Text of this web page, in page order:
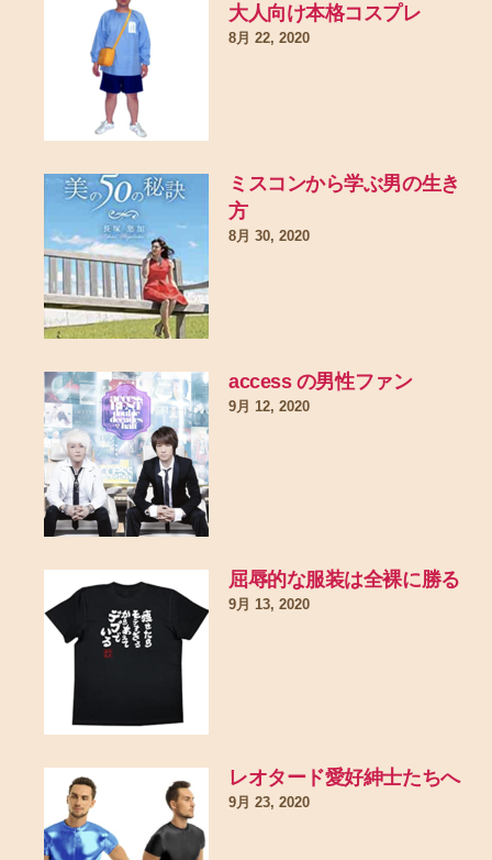
大人向け本格コスプレ
8月 22, 2020
ミスコンから学ぶ男の生き
方
8月 30, 2020
access の男性ファン
9月 12, 2020
屈辱的な服装は全裸に勝る
9月 13, 2020
レオタード愛好紳士たちへ
9月 23, 2020